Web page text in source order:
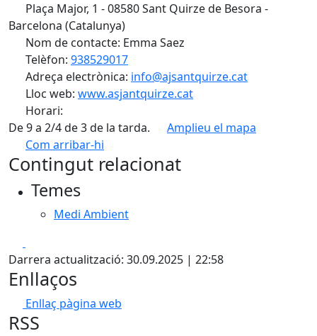
Plaça Major, 1 - 08580 Sant Quirze de Besora -
Barcelona (Catalunya)
Nom de contacte: Emma Saez
Telèfon: 938529017
Adreça electrònica: info@ajsantquirze.cat
Lloc web: www.asjantquirze.cat
Horari:
De 9 a 2/4 de 3 de la tarda.
Amplieu el mapa
Com arribar-hi
+
Contingut relacionat
Temes
Medi Ambient
Darrera actualització: 30.09.2025 | 22:58
Enllaços
Enllaç pàgina web
RSS